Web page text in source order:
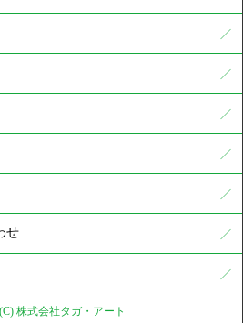
せ
株式会社タガ・アート